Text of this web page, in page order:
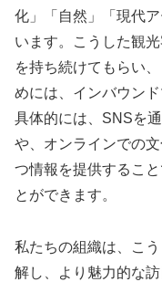
化」「自然」「現代
います。こうした観
を持ち続けてもらい
めには、インバウン
具体的には、SNSを
や、オンラインでの
つ情報を提供するこ
とができます。
私たちの組織は、こ
解し、より魅力的な